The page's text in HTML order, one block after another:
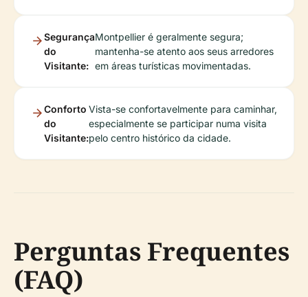
Segurança
do
Visitante:
Montpellier é geralmente segura;
mantenha-se atento aos seus arredores
em áreas turísticas movimentadas.
Conforto
do
Visitante:
Vista-se confortavelmente para caminhar,
especialmente se participar numa visita
pelo centro histórico da cidade.
Perguntas Frequentes
(FAQ)